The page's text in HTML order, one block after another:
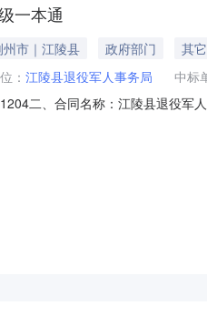
一本通
市｜江陵县 政府部门
其它
： 江陵县退役军人事务局
中标
二、合同名称：江陵县退役军
格型号（或服务要求）：详见合